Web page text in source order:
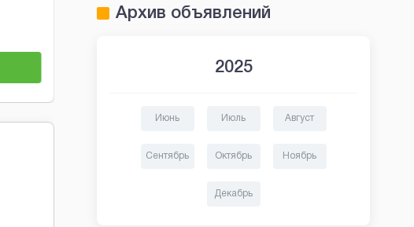
Архив объявлений
2025
Июнь Июль Август
Сентябрь Октябрь Ноябрь
Декабрь